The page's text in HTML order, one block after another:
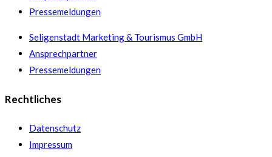
Pressemeldungen
Seligenstadt Marketing & Tourismus GmbH
Ansprechpartner
Pressemeldungen
Rechtliches
Datenschutz
Impressum